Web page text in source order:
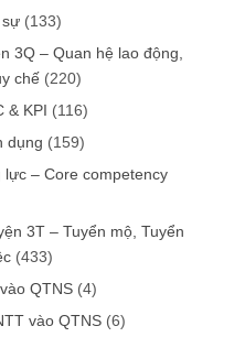
sự (133)
3Q – Quan hệ lao động,
chế (220)
& KPI (116)
dụng (159)
– Core competency
3T – Tuyển mộ, Tuyển
(433)
QTNS (4)
vào QTNS (6)